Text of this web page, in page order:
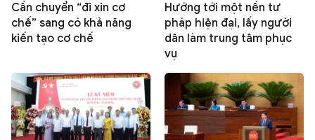
Cần chuyển “đi xin cơ
chế” sang có khả năng
kiến tạo cơ chế
Hướng tới một nền tư
pháp hiện đại, lấy người
dân làm trung tâm phục
vụ